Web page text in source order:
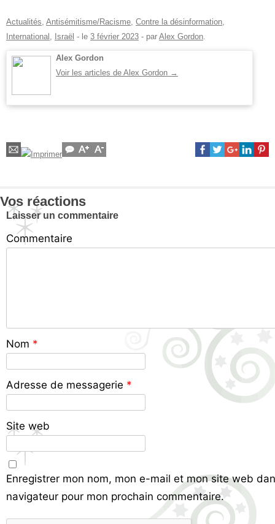
Actualités, Antisémitisme/Racisme, Contre la désinformation,
International , Israël - le 3 février 2023 - par Alex Gordon.
Alex Gordon
Voir les articles de Alex Gordon →
Vos réactions
Laisser un commentaire
Commentaire
Nom *
Adresse de messagerie *
Site web
Enregistrer mon nom, mon e-mail et mon site web
navigateur pour mon prochain commentaire.